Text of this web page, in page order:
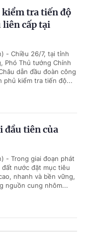
kiểm tra tiến độ
cấp tại
- Chiều 26/7, tại tỉnh
Phó Thủ tướng Chính
dẫn đầu đoàn công
phủ kiểm tra tiến độ...
đầu tiên của
- Trong giai đoạn phát
nước đặt mục tiêu
nhanh và bền vững,
nguồn cung nhôm...